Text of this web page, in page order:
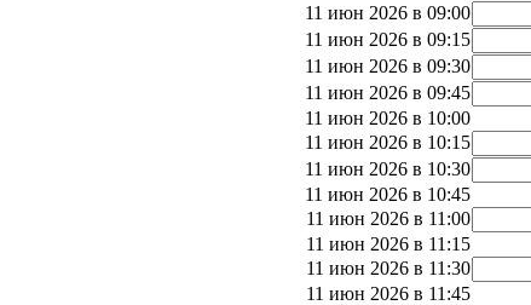
11 июн 2026 в 09:00
11 июн 2026 в 09:15
11 июн 2026 в 09:30
11 июн 2026 в 09:45
11 июн 2026 в 10:00
11 июн 2026 в 10:15
11 июн 2026 в 10:30
11 июн 2026 в 10:45
11 июн 2026 в 11:00
11 июн 2026 в 11:15
11 июн 2026 в 11:30
11 июн 2026 в 11:45